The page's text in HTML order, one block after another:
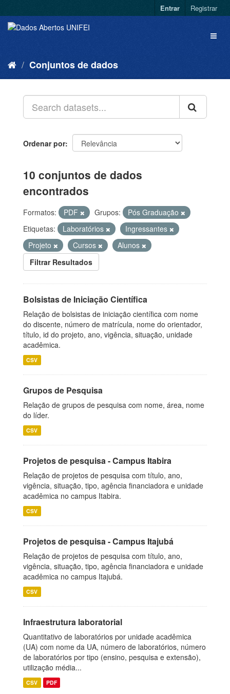
Entrar Registrar
Conjuntos de dados
Ordenar por
10 conjuntos de dados
encontrados
Formatos: PDF Grupos:
Pós Graduação
Etiquetas:
Laboratórios
Ingressantes
Projeto
Cursos
Alunos
Filtrar Resultados
Bolsistas de Iniciação Científica
Relação de bolsistas de iniciação científica com nome
do discente, número de matrícula, nome do orientador,
título, id do projeto, ano, vigência, situação, unidade
acadêmica.
CSV
Grupos de Pesquisa
Relação de grupos de pesquisa com nome, área, nome
do líder.
CSV
Projetos de pesquisa - Campus Itabira
Relação de projetos de pesquisa com título, ano,
vigência, situação, tipo, agência financiadora e unidade
acadêmica no campus Itabira.
CSV
Projetos de pesquisa - Campus Itajubá
Relação de projetos de pesquisa com título, ano,
vigência, situação, tipo, agência financiadora e unidade
acadêmica no campus Itajubá.
CSV
Infraestrutura laboratorial
Quantitativo de laboratórios por unidade acadêmica
(UA) com nome da UA, número de laboratórios, número
de laboratórios por tipo (ensino, pesquisa e extensão),
utilização média...
CSV PDF